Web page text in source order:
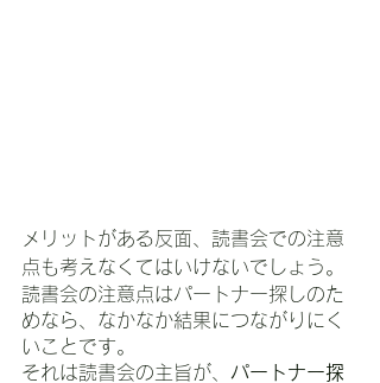
メリットがある反面、読書会での注意
点も考えなくてはいけないでしょう。
読書会の注意点はパートナー探しのた
めなら、なかなか結果につながりにく
いことです。
それは読書会の主旨が、 パートナー探